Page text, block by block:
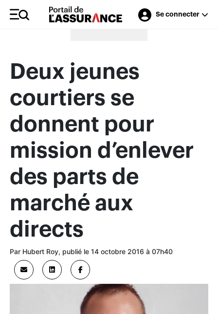
Se connecter
Merci à nos annonceurs
Deux jeunes
courtiers se
donnent pour
mission d’enlever
des parts de
marché aux
directs
Par Hubert Roy, publié le 14 octobre 2016 à 07h40